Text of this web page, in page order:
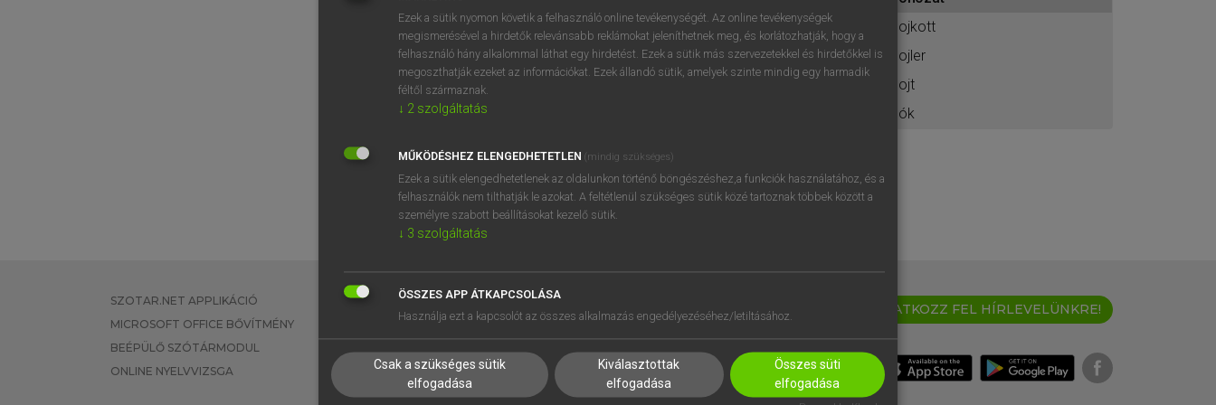
BELÉPÉS
próbaverziójának elindításához
regisztrálok ésbelépek.
REGISZTRÁCIÓ
bojkott
bojler
bojt
bók
SZOTAR.NET APPLIKÁCIÓ
MICROSOFT OFFICE BŐVÍTMÉNY
BEÉPÜLŐ SZÓTÁRMODUL
ONLINE NYELVVIZSGA
EGYÉNI FELHASZNÁLÓKNAK
TANULÓKNAK
VÁLLALATI MEGOLDÁSOK
SÚGÓ
RÓLUNK
SÜTI BEÁLLÍTÁSOK
IRATKOZZ FEL HÍRLEVELÜNKRE!
Ezek a sütik nyomon követik a felhasználó online tevékenységét. Az online tevékenységek
megismerésével a hirdetők relevánsabb reklámokat jeleníthetnek meg, és korlátozhatják, hogy a
felhasználó hány alkalommal láthat egy hirdetést. Ezek a sütik más szervezetekkel és hirdetőkkel is
megoszthatják ezeket az információkat. Ezek állandó sütik, amelyek szinte mindig egy harmadik
féltől származnak.
↓ 2 szolgáltatás
MŰKÖDÉSHEZ ELENGEDHETETLEN (mindig szükséges)
Ezek a sütik elengedhetetlenek az oldalunkon történő böngészéshez,a funkciók használatához, és a
felhasználók nem tilthatják le azokat. A feltétlenül szükséges sütik közé tartoznak többek között a
személyre szabott beállításokat kezelő sütik.
↓ 3 szolgáltatás
ÖSSZES APP ÁTKAPCSOLÁSA
Használja ezt a kapcsolót az összes alkalmazás engedélyezéséhez/letiltásához.
Csak a szükséges sütik
elfogadása
Kiválasztottak
elfogadása
Összes süti
elfogadása